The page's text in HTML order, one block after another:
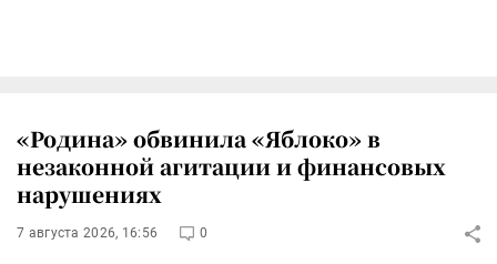
«Родина» обвинила «Яблоко» в
незаконной агитации и финансовых
нарушениях
7 августа 2026, 16:56 0